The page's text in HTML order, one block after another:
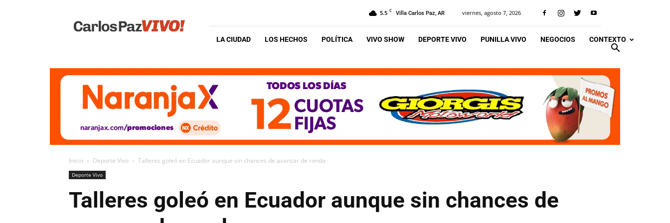
Vivo
5.5 C Villa Carlos Paz, AR viernes, agosto 7, 2026
LA CIUDAD LOS HECHOS POLÍTICA VIVO SHOW DEPORTE VIVO PUNILLA VIVO NEGOCIOS CONTEXTO
Inicio Deporte Vivo Talleres goleó en Ecuador aunque sin chances de avanzar de ronda
Deporte Vivo
Talleres goleó en Ecuador aunque sin chances de